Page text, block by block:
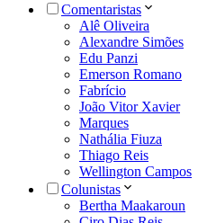
Comentaristas
Alê Oliveira
Alexandre Simões
Edu Panzi
Emerson Romano
Fabrício
João Vitor Xavier
Marques
Nathália Fiuza
Thiago Reis
Wellington Campos
Colunistas
Bertha Maakaroun